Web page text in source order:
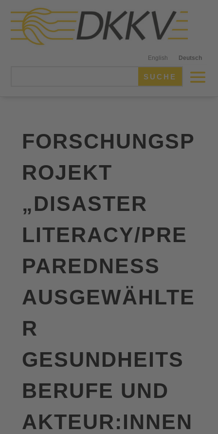
English Deutsch
FORSCHUNGSP
ROJEKT
„DISASTER
LITERACY/PRE
PAREDNESS
AUSGEWÄHLTE
R
GESUNDHEITS
BERUFE UND
AKTEUR:INNEN